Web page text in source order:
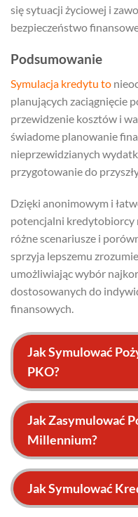
się sytuacji życiowej i
bezpieczeństwo
Podsumowanie
Symulacja kredytu to
planujących zaciągnięcie
przewidzenie kosztów i
świadome planowanie
nieprzewidzianych
przygotowanie do
Dzięki anonimowym i
potencjalni kredytobiorcy
różne scenariusze i
sprzyja lepszemu
umożliwiając wybór
dostosowanych do
finansowych.
Jak Symulować
PKO?
Jak Zasymulować
Millennium?
Jak Symulować